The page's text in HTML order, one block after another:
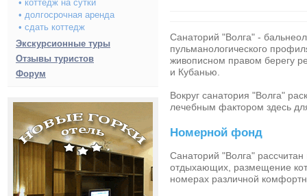
• коттедж на сутки
• долгосрочная аренда
• сдать коттедж
Экскурсионные туры
Отзывы туристов
Форум
Санаторий "Волга" -
пульманологического
живописном правом берегу
и Кубанью.
Вокруг санатория "Волга"
лечебным фактором здесь
Номерной фонд
Санаторий "Волга"
отдыхающих, размещение
номерах различной